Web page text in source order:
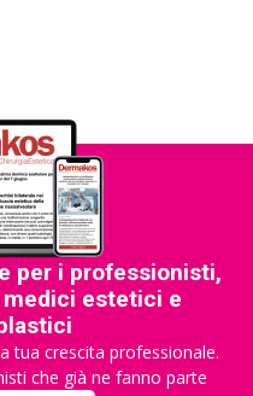
per i professionisti,
estetici e
tua crescita professionale.
che già ne fanno parte